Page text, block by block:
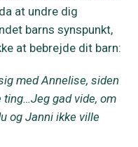
at undre dig
barns synspunkt,
at bebrejde dit barn:
med Annelise, siden
gad vide, om
og Janni ikke ville